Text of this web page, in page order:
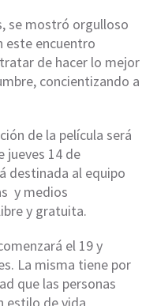
se mostró orgulloso
este encuentro
de hacer lo mejor
concientizando a
de la película será
jueves 14 de
destinada al equipo
y medios
y gratuita.
el 19 y
La misma tiene por
que las personas